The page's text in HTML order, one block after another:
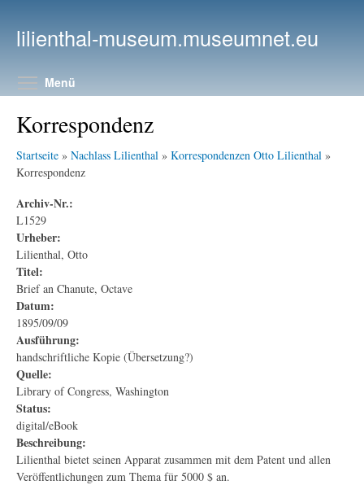
lilienthal-museum.museumnet.eu
Menü
Korrespondenz
Startseite » Nachlass Lilienthal » Korrespondenzen Otto Lilienthal »
Korrespondenz
Archiv-Nr.:
L1529
Urheber:
Lilienthal, Otto
Titel:
Brief an Chanute, Octave
Datum:
1895/09/09
Ausführung:
handschriftliche Kopie (Übersetzung?)
Quelle:
Library of Congress, Washington
Status:
digital/eBook
Beschreibung:
Lilienthal bietet seinen Apparat zusammen mit dem Patent und allen
Veröffentlichungen zum Thema für 5000 $ an.